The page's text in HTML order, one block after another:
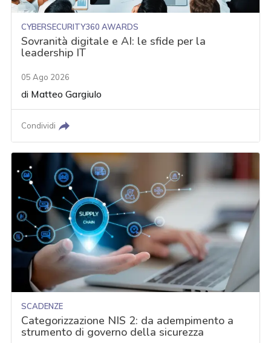
CYBERSECURITY360 AWARDS
Sovranità digitale e AI: le sfide per la
leadership IT
05 Ago 2026
di Matteo Gargiulo
Condividi
SCADENZE
Categorizzazione NIS 2: da adempimento a
strumento di governo della sicurezza